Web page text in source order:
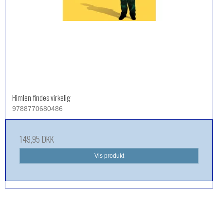
Himlen findes virkelig
9788770680486
149,95 DKK
Vis produkt